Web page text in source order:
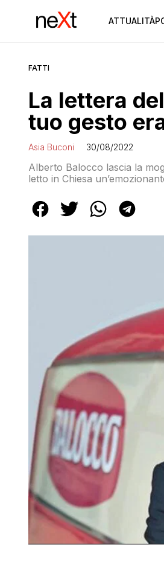
ATTUALITÀ
FATTI
La lettera
tuo gesto
Asia Buconi 30/08/2022
Alberto Balocco lascia la
letto in Chiesa